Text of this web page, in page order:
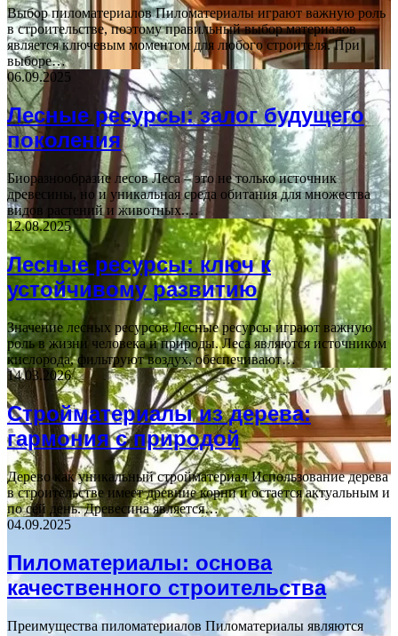
Выбор пиломатериалов Пиломатериалы играют важную роль
в строительстве, поэтому правильный выбор материалов
является ключевым моментом для любого строителя. При
выборе…
06.09.2025
Лесные ресурсы: залог будущего
поколения
Биоразнообразие лесов Леса – это не только источник
древесины, но и уникальная среда обитания для множества
видов растений и животных.…
12.08.2025
Лесные ресурсы: ключ к
устойчивому развитию
Значение лесных ресурсов Лесные ресурсы играют важную
роль в жизни человека и природы. Леса являются источником
кислорода, фильтруют воздух, обеспечивают…
14.03.2026
Стройматериалы из дерева:
гармония с природой
Дерево как уникальный стройматериал Использование дерева
в строительстве имеет древние корни и остается актуальным и
по сей день. Древесина является…
04.09.2025
Пиломатериалы: основа
качественного строительства
Преимущества пиломатериалов Пиломатериалы являются